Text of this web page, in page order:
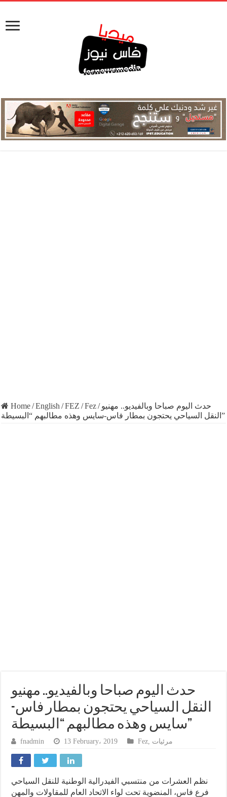
Home/English /FEZ /Fez/ حدث اليوم صباحا وبالفيديو.. مهنيو
النقل السياحي يحتجون بمطار فاس-سايس وهذه مطالبهم “البسيطة”
حدث اليوم صباحا وبالفيديو.. مهنيو
النقل السياحي يحتجون بمطار فاس-
سايس وهذه مطالبهم “البسيطة”
fnadmin 13 February، 2019 Fez مرئيات
نظم العشرات من منتسبي الفيدرالية الوطنية للنقل السياحي
فرع فاس، المنضوية تحت لواء الاتحاد العام للمقاولات والمهن